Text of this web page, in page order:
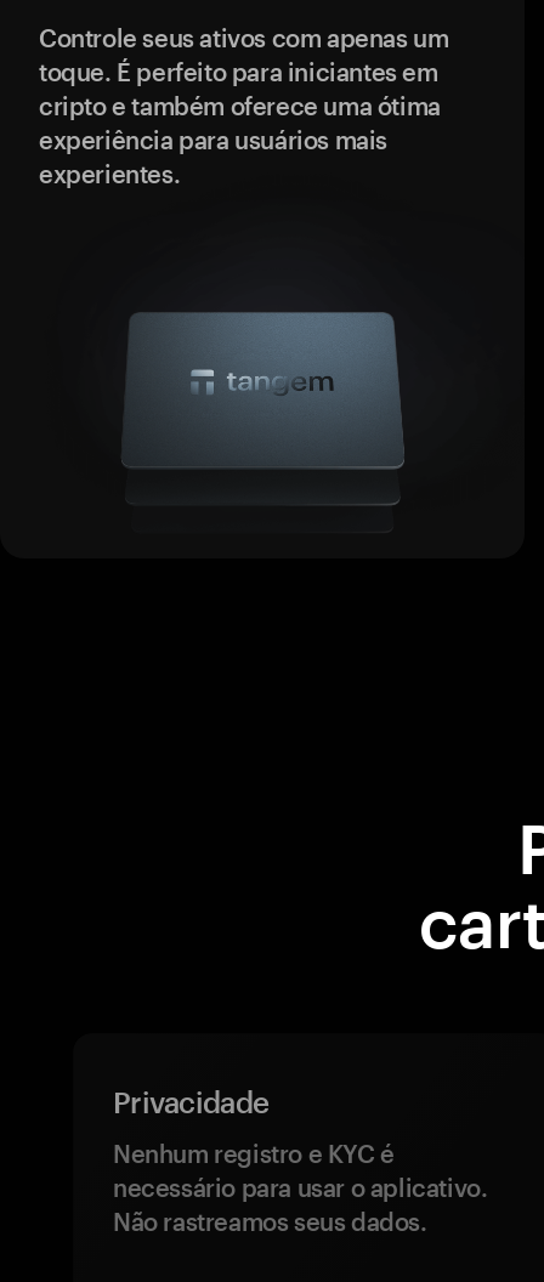
Controle seus ativos com apenas um
toque. É perfeito para iniciantes em
cripto e também oferece uma ótima
experiência para usuários mais
experientes.
Privacidade
Nenhum registro e KYC é
necessário para usar o aplicativo.
Não rastreamos seus dados.